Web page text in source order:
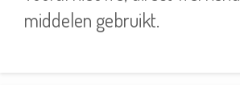
middelen gebruikt.